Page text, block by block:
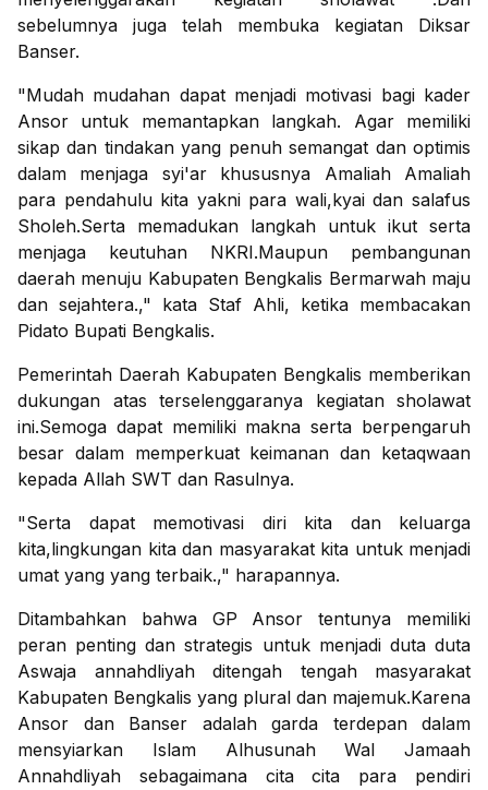
sebelumnya juga telah membuka kegiatan Diksar
Banser.
"Mudah mudahan dapat menjadi motivasi bagi kader
Ansor untuk memantapkan langkah. Agar memiliki
sikap dan tindakan yang penuh semangat dan optimis
dalam menjaga syi'ar khususnya Amaliah Amaliah
para pendahulu kita yakni para wali,kyai dan salafus
Sholeh.Serta memadukan langkah untuk ikut serta
menjaga keutuhan NKRI.Maupun pembangunan
daerah menuju Kabupaten Bengkalis Bermarwah maju
dan sejahtera.," kata Staf Ahli, ketika membacakan
Pidato Bupati Bengkalis.
Pemerintah Daerah Kabupaten Bengkalis memberikan
dukungan atas terselenggaranya kegiatan sholawat
ini.Semoga dapat memiliki makna serta berpengaruh
besar dalam memperkuat keimanan dan ketaqwaan
kepada Allah SWT dan Rasulnya.
"Serta dapat memotivasi diri kita dan keluarga
kita,lingkungan kita dan masyarakat kita untuk menjadi
umat yang yang terbaik.," harapannya.
Ditambahkan bahwa GP Ansor tentunya memiliki
peran penting dan strategis untuk menjadi duta duta
Aswaja annahdliyah ditengah tengah masyarakat
Kabupaten Bengkalis yang plural dan majemuk.Karena
Ansor dan Banser adalah garda terdepan dalam
mensyiarkan Islam Alhusunah Wal Jamaah
Annahdliyah sebagaimana cita cita para pendiri